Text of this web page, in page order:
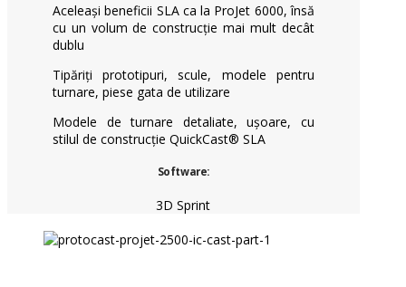
Aceleași beneficii SLA ca la ProJet 6000, însă
cu un volum de construcție mai mult decât
dublu
Tipăriți prototipuri, scule, modele pentru
turnare, piese gata de utilizare
Modele de turnare detaliate, ușoare, cu
stilul de construcție QuickCast® SLA
Software:
3D Sprint